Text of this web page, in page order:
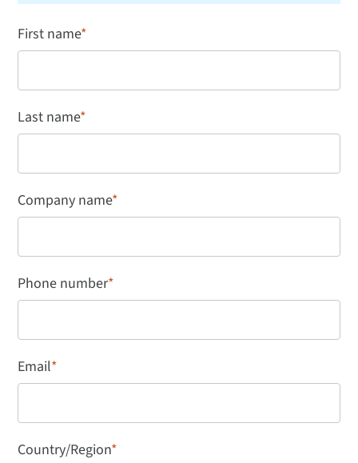
First name*
Last name*
Company name*
Phone number*
Email*
Country/Region*